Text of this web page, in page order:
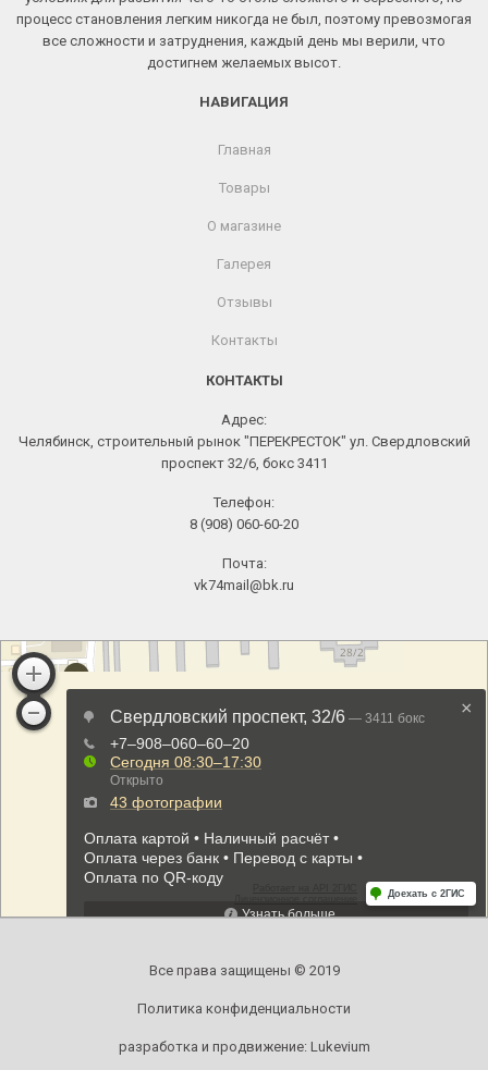
процесс становления легким никогда не был, поэтому превозмогая
все сложности и затруднения, каждый день мы верили, что
достигнем желаемых высот.
НАВИГАЦИЯ
Главная
Товары
О магазине
Галерея
Отзывы
Контакты
КОНТАКТЫ
Адрес:
Челябинск, строительный рынок "ПЕРЕКРЕСТОК" ул. Свердловский
проспект 32/6, бокс 3411
Телефон:
8 (908) 060-60-20
Почта:
vk74mail@bk.ru
Все права защищены © 2019
Политика конфиденциальности
разработка и продвижение: Lukevium